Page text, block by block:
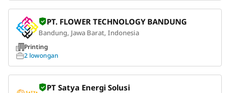
PT. FLOWER TECHNOLOGY BANDUNG
Bandung, Jawa Barat, Indonesia
Printing
2 lowongan
PT Satya Energi Solusi